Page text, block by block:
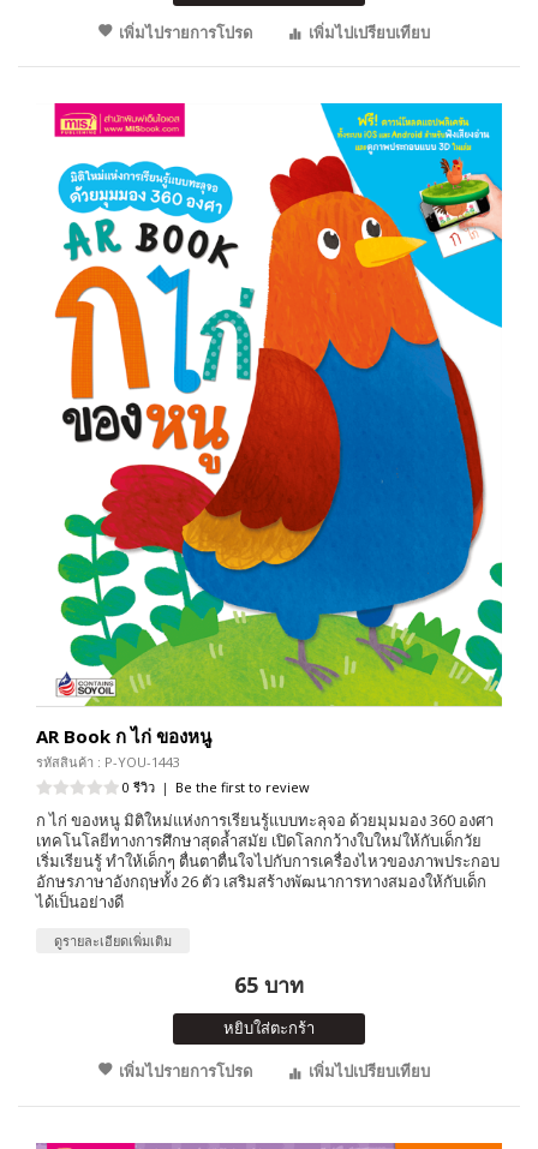
เพิ่มไปรายการโปรด
เพิ่มไปเปรียบเทียบ
AR Book ก ไก่ ของหนู
รหัสสินค้า : P-YOU-1443
0 รีวิว | Be the first to review
ก ไก่ ของหนู มิติใหม่แห่งการเรียนรู้แบบทะลุจอ ด้วยมุมมอง 360 องศา
เทคโนโลยีทางการศึกษาสุดล้ำสมัย เปิดโลกกว้างใบใหม่ให้กับเด็กวัย
เริ่มเรียนรู้ ทำให้เด็กๆ ตื่นตาตื่นใจไปกับการเครื่องไหวของภาพประกอบ
อักษรภาษาอังกฤษทั้ง 26 ตัว เสริมสร้างพัฒนาการทางสมองให้กับเด็ก
ได้เป็นอย่างดี
ดูรายละเอียดเพิ่มเติม
65 บาท
หยิบใส่ตะกร้า
เพิ่มไปรายการโปรด
เพิ่มไปเปรียบเทียบ